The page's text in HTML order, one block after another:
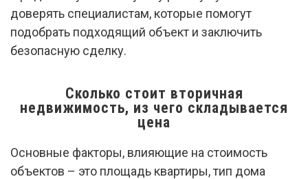
доверять специалистам, которые помогут
подобрать подходящий объект и заключить
безопасную сделку.
Сколько стоит вторичная
недвижимость, из чего складывается
цена
Основные факторы, влияющие на стоимость
объектов – это площадь квартиры, тип дома